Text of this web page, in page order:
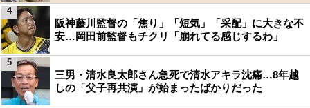
阪神藤川監督の「焦り」「短気」「采配」に大きな不
安…岡田前監督もチクリ「崩れてる感じするわ」
4
三男・清水良太郎さん急死で清水アキラ沈痛…8年越
しの「父子再共演」が始まったばかりだった
5